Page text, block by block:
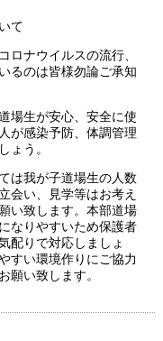
て
ロナウイルスの流行、
るのは皆様勿論ご承知
場生が安心、安全に使
が感染予防、体調管理
ょう。
は我が子道場生の人数
会い、見学等はお考え
い致します。本部道場
なりやすいため保護者
配りで対応しましょ
すい環境作りにご協力
願い致します。